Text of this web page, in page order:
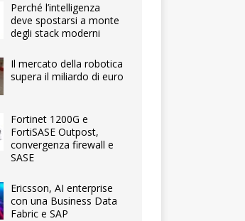
Perché l’intelligenza
deve spostarsi a monte
degli stack moderni
Il mercato della robotica
supera il miliardo di euro
Fortinet 1200G e
FortiSASE Outpost,
convergenza firewall e
SASE
Ericsson, AI enterprise
con una Business Data
Fabric e SAP